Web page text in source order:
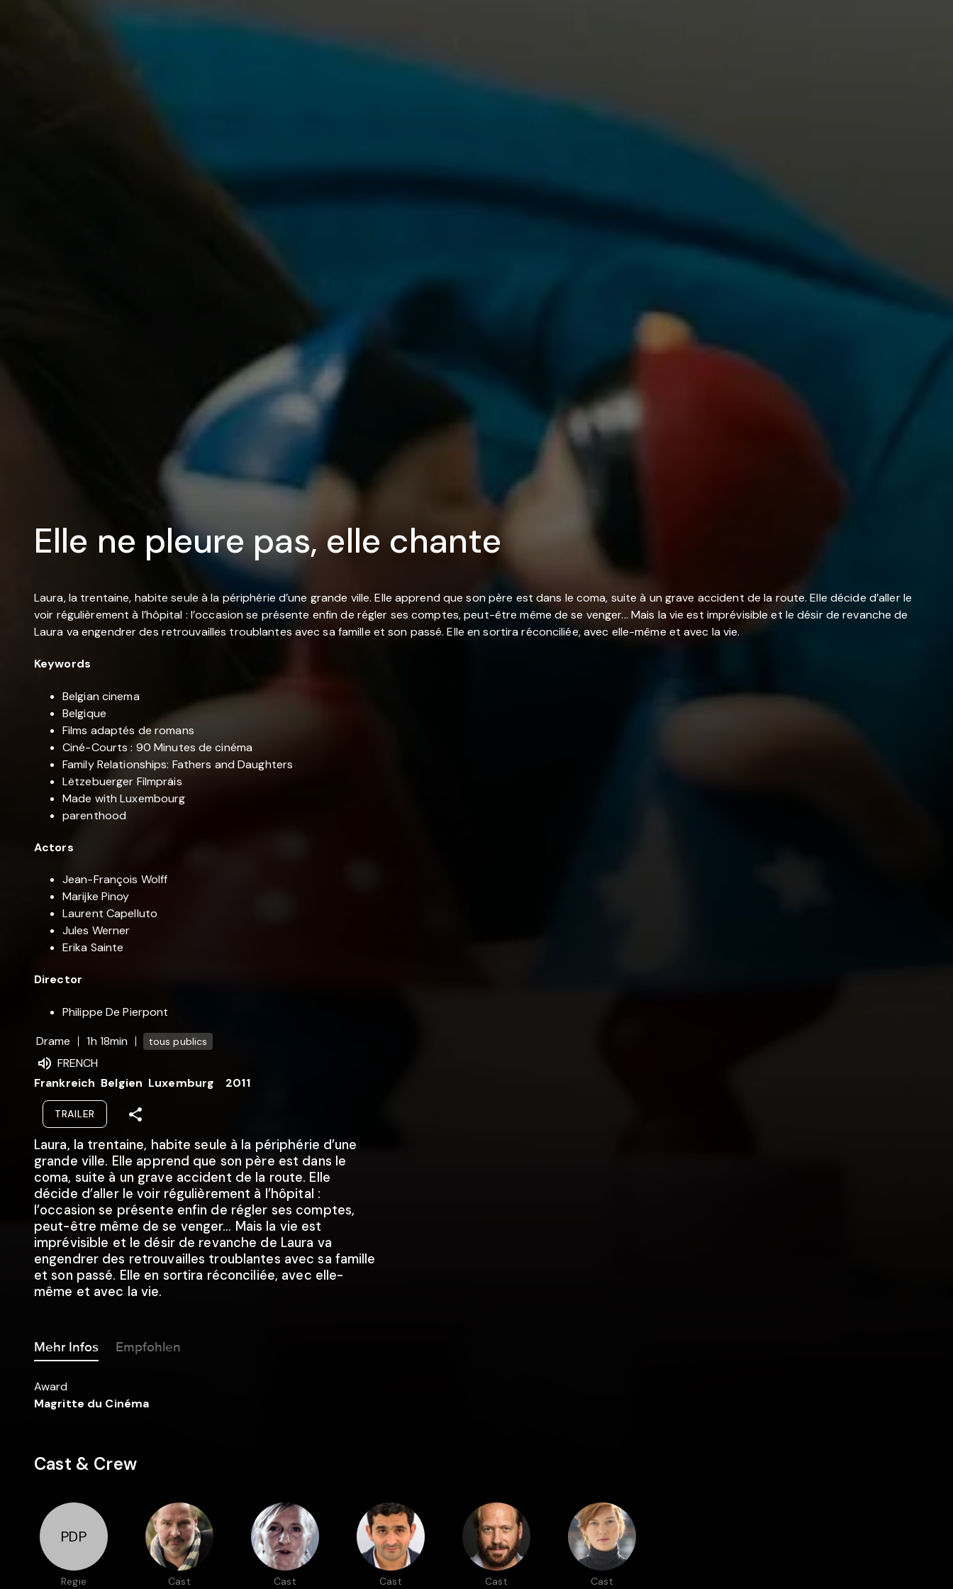
Elle ne pleure pas, elle chante
Laura, la trentaine, habite seule à la périphérie d’une grande ville. Elle apprend que son père est dans le coma, suite à un grave accident de la route. Elle décide d’aller le
voir régulièrement à l’hôpital : l’occasion se présente enfin de régler ses comptes, peut-être même de se venger... Mais la vie est imprévisible et le désir de revanche de
Laura va engendrer des retrouvailles troublantes avec sa famille et son passé. Elle en sortira réconciliée, avec elle-même et avec la vie.
Keywords
Belgian cinema
Belgique
Films adaptés de romans
Ciné-Courts : 90 Minutes de cinéma
Family Relationships: Fathers and Daughters
Lëtzebuerger Filmpräis
Made with Luxembourg
parenthood
Actors
Jean-François Wolff
Marijke Pinoy
Laurent Capelluto
Jules Werner
Erika Sainte
Director
Philippe De Pierpont
Drame
1h 18min tous publics
FRENCH
Frankreich Belgien Luxemburg 2011
TRAILER
Laura, la trentaine, habite seule à la périphérie d’une
grande ville. Elle apprend que son père est dans le
coma, suite à un grave accident de la route. Elle
décide d’aller le voir régulièrement à l’hôpital :
l’occasion se présente enfin de régler ses comptes,
peut-être même de se venger... Mais la vie est
imprévisible et le désir de revanche de Laura va
engendrer des retrouvailles troublantes avec sa famille
et son passé. Elle en sortira réconciliée, avec elle-
même et avec la vie.
Mehr Infos Empfohlen
Award
Magritte du Cinéma
Cast & Crew
PDP
Regie Cast Cast Cast Cast Cast